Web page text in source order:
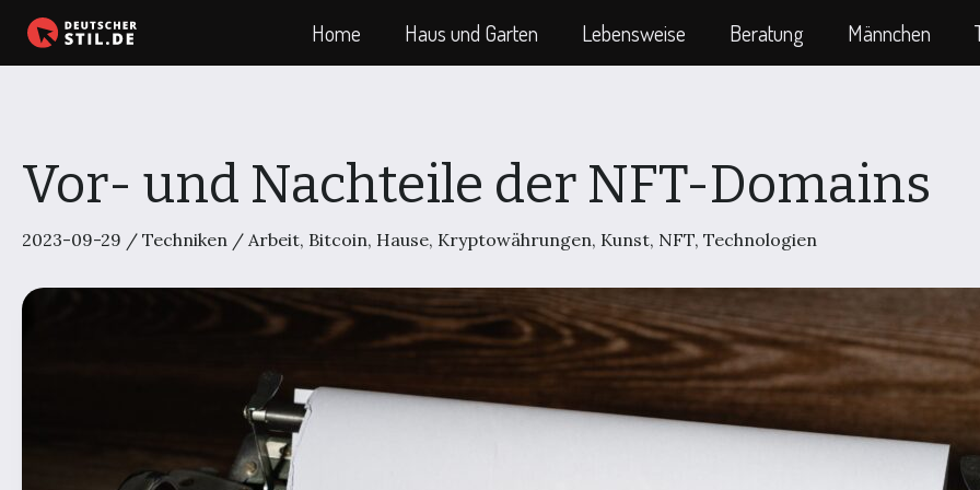
Zum
Inhalt
Home Haus und Garten Lebensweise Beratung Männchen
Vor- und Nachteile der NFT-Domains
2023-09-29 / Techniken / Arbeit, Bitcoin, Hause, Kryptowährungen, Kunst, NFT, Technologien